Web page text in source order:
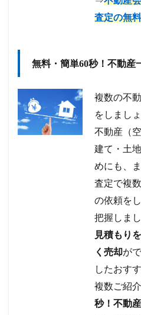
査定の無
無料・簡単60秒！不動産
複数の不
をしましょ
不動産（
建て・土
めにも、
査定で複
の依頼を
把握しま
見積もり
く売却が
したおす
複数ご紹
秒！不動